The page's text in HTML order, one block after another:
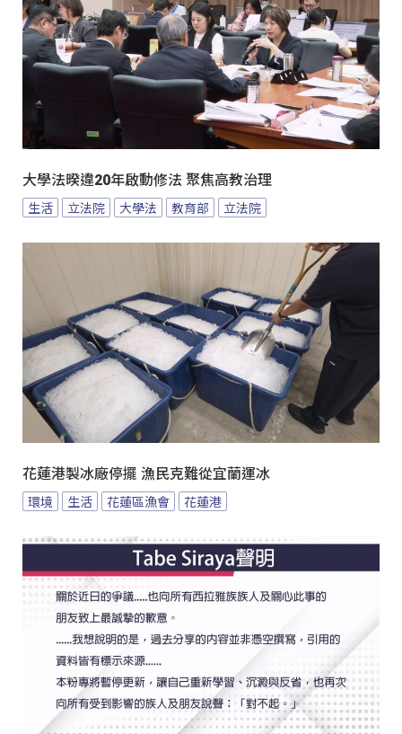
大學法暌違20年啟動修法 聚焦高教治理
生活 立法院 大學法 教育部 立法院
花蓮港製冰廠停擺 漁民克難從宜蘭運冰
環境 生活 花蓮區漁會 花蓮港